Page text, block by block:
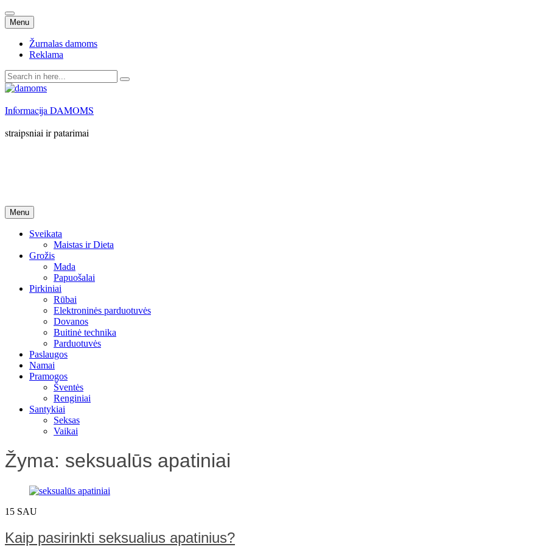
Menu Skip
to
content
Žurnalas damoms
Reklama
Search
for:
Informacija DAMOMS
straipsniai ir patarimai
Menu Skip
to
content
Sveikata
Maistas ir Dieta
Grožis
Mada
Papuošalai
Pirkiniai
Rūbai
Elektroninės parduotuvės
Dovanos
Buitinė technika
Parduotuvės
Paslaugos
Namai
Pramogos
Šventės
Renginiai
Santykiai
Seksas
Vaikai
Žyma: seksualūs apatiniai
15 SAU
Kaip pasirinkti seksualius apatinius?